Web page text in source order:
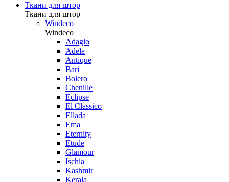
Ткани для штор
Ткани для штор
Windeco
Windeco
Adagio
Adele
Antique
Bari
Bolero
Chenille
Eclipse
El Classico
Ellada
Ema
Eternity
Etude
Glamour
Ischia
Kashmir
Kerala